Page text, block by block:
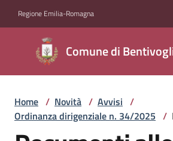
Regione Emilia-Romagna
Comune di
Comune di
Bentivoglio
Amministrazione
Home / Novità / Avvisi /
Ordinanza dirigenziale n. 34/2025 /